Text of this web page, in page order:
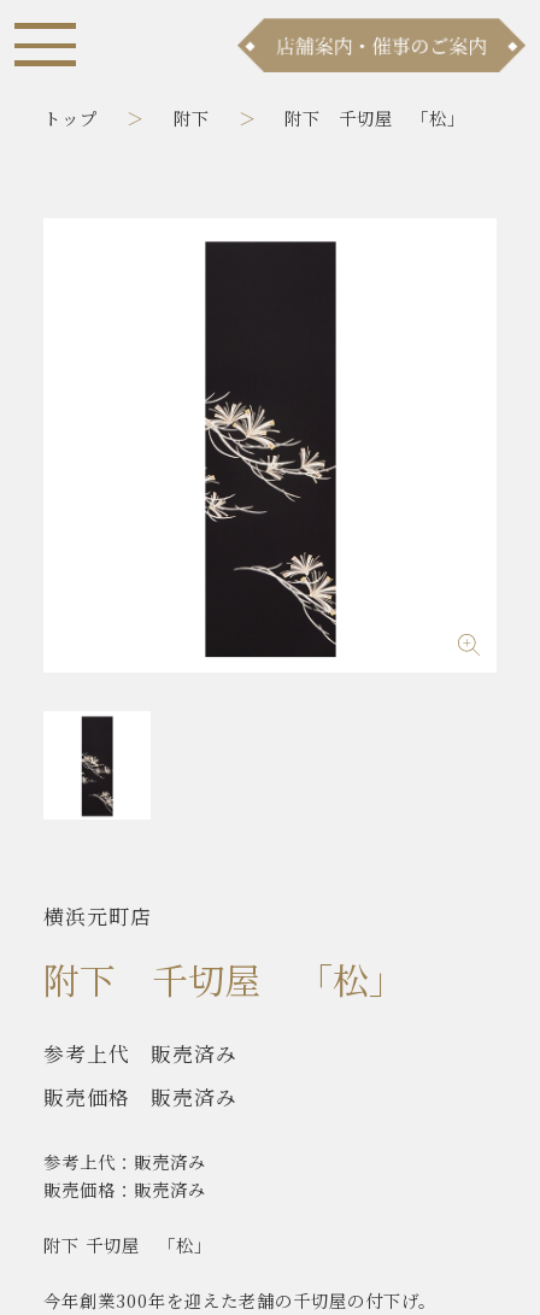
トップ 附下 附下 千切屋 「松」
横浜元町店
附下 千切屋 「松」
参考上代
販売済み
販売価格
販売済み
参考上代：販売済み
販売価格：販売済み
附下 千切屋 「松」
今年創業300年を迎えた老舗の千切屋の付下げ。